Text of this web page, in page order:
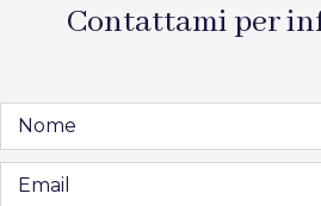
Contattami per